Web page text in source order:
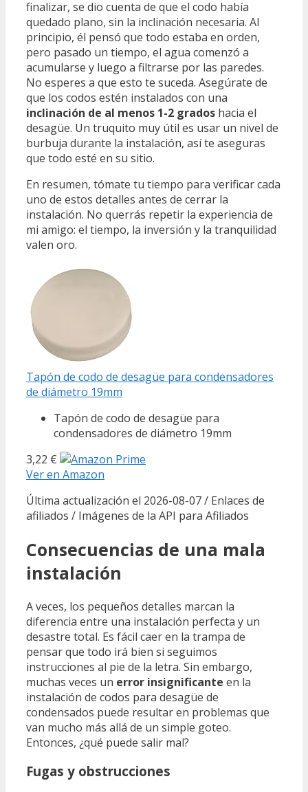
finalizar, se dio cuenta de que el codo había
quedado plano, sin la inclinación necesaria. Al
principio, él pensó que todo estaba en orden,
pero pasado un tiempo, el agua comenzó a
acumularse y luego a filtrarse por las paredes.
No esperes a que esto te suceda. Asegúrate de
que los codos estén instalados con una
inclinación de al menos 1-2 grados hacia el
desagüe. Un truquito muy útil es usar un nivel de
burbuja durante la instalación, así te aseguras
que todo esté en su sitio.
En resumen, tómate tu tiempo para verificar cada
uno de estos detalles antes de cerrar la
instalación. No querrás repetir la experiencia de
mi amigo: el tiempo, la inversión y la tranquilidad
valen oro.
Tapón de codo de desagüe para condensadores
de diámetro 19mm
Tapón de codo de desagüe para
condensadores de diámetro 19mm
3,22 €
Ver en Amazon
Última actualización el 2026-08-07 / Enlaces de
afiliados / Imágenes de la API para Afiliados
Consecuencias de una mala
instalación
A veces, los pequeños detalles marcan la
diferencia entre una instalación perfecta y un
desastre total. Es fácil caer en la trampa de
pensar que todo irá bien si seguimos
instrucciones al pie de la letra. Sin embargo,
muchas veces un error insignificante en la
instalación de codos para desagüe de
condensados puede resultar en problemas que
van mucho más allá de un simple goteo.
Entonces, ¿qué puede salir mal?
Fugas y obstrucciones